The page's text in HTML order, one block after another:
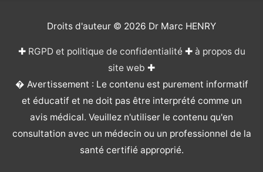
Droits d'auteur © 2026 Dr Marc HENRY
✚ RGPD et politique de confidentialité✚ à propos du
site web ✚
� Avertissement : Le contenu est purement informatif
et éducatif et ne doit pas être interprété comme un
avis médical. Veuillez n'utiliser le contenu qu'en
consultation avec un médecin ou un professionnel de la
santé certifié approprié.